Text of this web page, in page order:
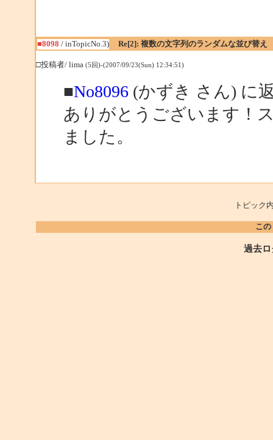
■8098 / inTopicNo.3) Re[2]: 複数の文字列のランダムな並び替え
□投稿者/ lima (5回)-(2007/09/23(Sun) 12:34:51)
■No8096(かずき さん) に
ありがとうございます！
ました。
トピッ
こ
過去